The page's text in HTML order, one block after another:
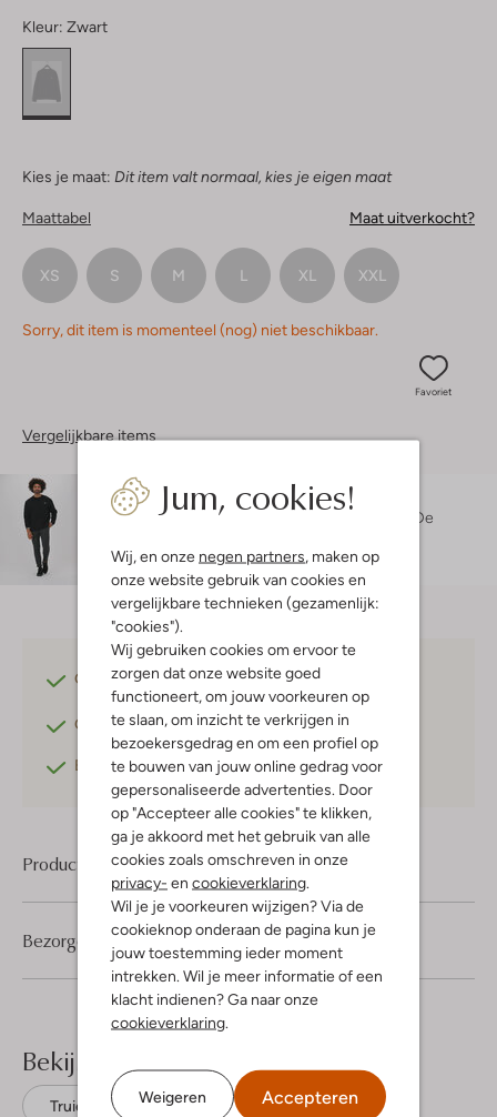
Jum, cookies!
Wij, en onze negen partners, maken op
onze website gebruik van cookies en
vergelijkbare technieken (gezamenlijk:
"cookies").
Wij gebruiken cookies om ervoor te
zorgen dat onze website goed
functioneert, om jouw voorkeuren op
te slaan, om inzicht te verkrijgen in
bezoekersgedrag en om een profiel op
te bouwen van jouw online gedrag voor
gepersonaliseerde advertenties. Door
op "Accepteer alle cookies" te klikken,
ga je akkoord met het gebruik van alle
cookies zoals omschreven in onze
privacy- en cookieverklaring.
Wil je je voorkeuren wijzigen? Via de
cookieknop onderaan de pagina kun je
jouw toestemming ieder moment
intrekken. Wil je meer informatie of een
klacht indienen? Ga naar onze
cookieverklaring.
Weigeren Accepteren
Kleur: Zwart
Kies je maat: Dit item valt normaal, kies je eigen maat
Maattabel Maat uitverkocht?
XS S M L XL XXL
Sorry, dit item is momenteel (nog) niet beschikbaar.
Favoriet
Vergelijkbare items
Maatadvies
Robin is 1 meter 84 lang en draagt maat XXL.
De
Gratis verzendingvanaf €75,-
Gratis retournerenbinnen 30 dagen*
Betaal achterafmet Klarna
Product informatie
Bezorgen & retourneren
Bekijk meer
Truien Fred Perry Katoen